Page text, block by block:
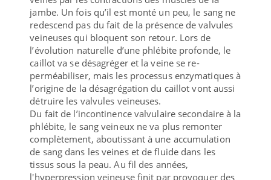
jambe. Un fois qu’il est monté un peu, le sang ne
redescend pas du fait de la présence de valvules
veineuses qui bloquent son retour. Lors de
l’évolution naturelle d’une phlébite profonde, le
caillot va se désagréger et la veine se re-
perméabiliser, mais les processus enzymatiques à
l’origine de la désagrégation du caillot vont aussi
détruire les valvules veineuses.
Du fait de l’incontinence valvulaire secondaire à la
phlébite, le sang veineux ne va plus remonter
complètement, aboutissant à une accumulation
de sang dans les veines et de fluide dans les
tissus sous la peau. Au fil des années,
l'hyperpression veineuse finit par provoquer des